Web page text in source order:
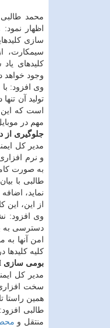
سازی
سیمكارت،
كلیدهای
وجود خواهد
وی افزود: با
تولید آن
است كه
مهم در
جلوگیری از
مدیر كل
به صورت
طالبی با
نماید،
از این،
وی افزود:
دسترسی به
امن آنها
كلیه كلیدها در HSM بومی این مهم را تحقق بخشیده است.
بومی سازی HSM در یك پروژه ی پنج ساله
سخت افزاری
همین راستا
منتقل و